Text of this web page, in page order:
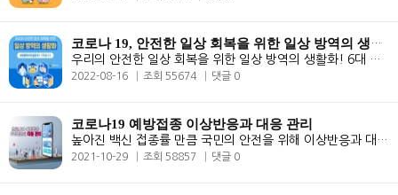
코로나 19, 안전한 일상 회복을 위한 일상 방역의 생활화! 6대 방역수
우리의 안전한 일상 회복을 위한 일상 방역의 생활화! 6대 방역수칙 실천..
2022-08-16 조회 55674 댓글 0
코로나19 예방접종 이상반응과 대응 관리
높아진 백신 접종률 만큼 국민의 안전을 위해 이상반응과 대응 관리도 중..
2021-10-29 조회 58857 댓글 0